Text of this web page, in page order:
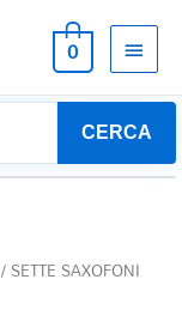
0
CERCA
/ SETTE SAXOFONI